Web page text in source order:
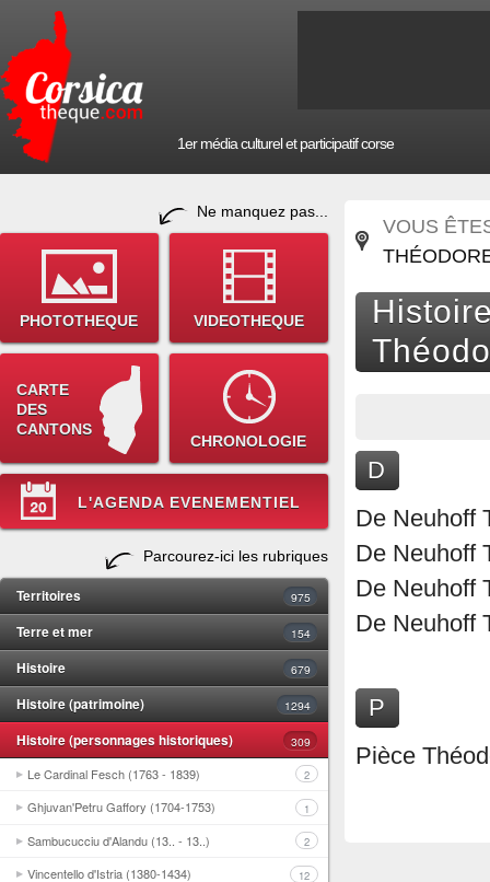
1er média culturel et participatif corse
Ne manquez pas...
PHOTOTHEQUE VIDEOTHEQUE
CARTE
DES
CANTONS
CHRONOLOGIE
L'AGENDA EVENEMENTIEL
Parcourez-ici les rubriques
Territoires 975
Terre et mer 154
Histoire 679
Histoire (patrimoine) 1294
Histoire (personnages historiques) 309
Le Cardinal Fesch (1763 - 1839) 2
Ghjuvan'Petru Gaffory (1704-1753) 1
Sambucucciu d'Alandu (13.. - 13..) 2
Vincentello d'Istria (1380-1434) 12
VOUS
D
De Neuhoff
De Neuhoff
De Neuhoff
De Neuhoff
P
Pièce